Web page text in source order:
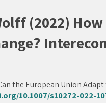
(2022)
the European Union
10.1007/s10272-022-